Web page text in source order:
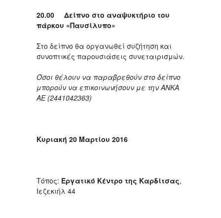
20.00 Δείπνο στο αναψυκτήριο του
πάρκου «Παυσίλυπο»
Στο δείπνο θα οργανωθεί συζήτηση και
συνοπτικές παρουσιάσεις συνεταιρισμών.
Όσοι θέλουν να παραβρεθούν στο δείπνο
μπορούν να επικοινωνήσουν με την ΑΝΚΑ
ΑΕ (2441042363)
Κυριακή 20 Μαρτίου 2016
Τόπος: Εργατικό Κέντρο της Καρδίτσας,
Ιεζεκιήλ 44